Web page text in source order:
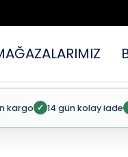
kargo ✓ 14 gün kolay iade